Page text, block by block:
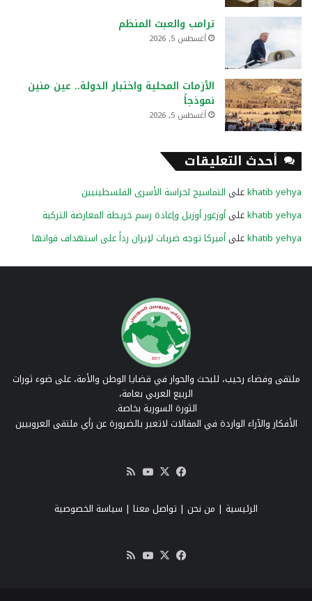
ترامب والعبث المنظم
أغسطس 5, 2026
الأزمات المحلية واختبار الدولة.. عين منين
نموذجاً
أغسطس 5, 2026
أحدث التعليقات
khatib yehyaعلى التماسيح لحراسة الأسرى الفلسطينيين
khatib yehyaعلىأوزغور أوزيل وإعادة رسم خريطة المعارضة التركية
khatib yehyaعلىأميركا توجه ضربات لإيران رداً على استهداف قواتها
ملتقى وفضاء رحيب، للبحث والحوار في قضايا الوطن والأمة، على ضوء ثورات
الربيع العربي بعامة،
الثورة السورية بخاصة.
الأفكار والآراء الواردة في المقالات لاتعبر بالضرورة عن رأي ملتقى العروبيين
فيسبوك
‫X
‫YouTube
RSS
الرئيسية | من نحن | تواصل معنا | سياسة الخصوصية
فيسبوك
‫X
‫YouTube